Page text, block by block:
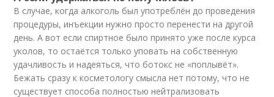
В случае, когда алкоголь был употреблён до проведения
процедуры, инъекции нужно просто перенести на другой
день. А вот если спиртное было принято уже после курса
уколов, то остаётся только уповать на собственную
удачливость и надеяться, что ботокс не «поплывёт».
Бежать сразу к косметологу смысла нет потому, что не
существует способа полностью нейтрализовать